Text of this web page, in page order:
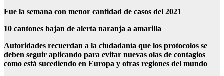
Fue la semana con menor cantidad de casos del 2021
10 cantones bajan de alerta naranja a amarilla
Autoridades recuerdan a la ciudadanía que los protocolos se
deben seguir aplicando para evitar nuevas olas de contagios
como está sucediendo en Europa y otras regiones del mundo